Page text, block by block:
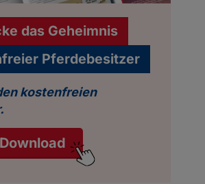
das Geheimnis
Pferdebesitzer
kostenfreien